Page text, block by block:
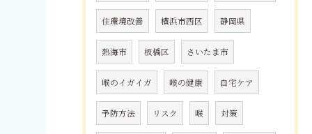
住環境改善 横浜市西区 静岡県
熱海市 板橋区 さいたま市
喉のイガイガ 喉の健康 自宅ケア
予防方法 リスク 喉 対策